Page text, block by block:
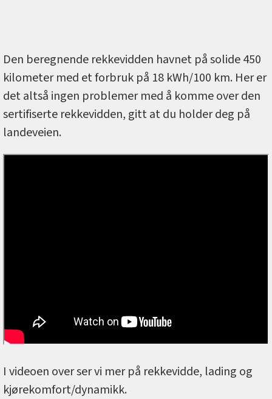
Den beregnende rekkevidden havnet på solide 450
kilometer med et forbruk på 18 kWh/100 km. Her er
det altså ingen problemer med å komme over den
sertifiserte rekkevidden, gitt at du holder deg på
landeveien.
I videoen over ser vi mer på rekkevidde, lading og
kjørekomfort/dynamikk.